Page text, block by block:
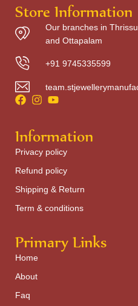
Store Information
Our branches in
and Ottapalam
+91 9745335599
Information
Privacy policy
Refund policy
Shipping & Return
Term & conditions
Primary Links
Home
About
Faq